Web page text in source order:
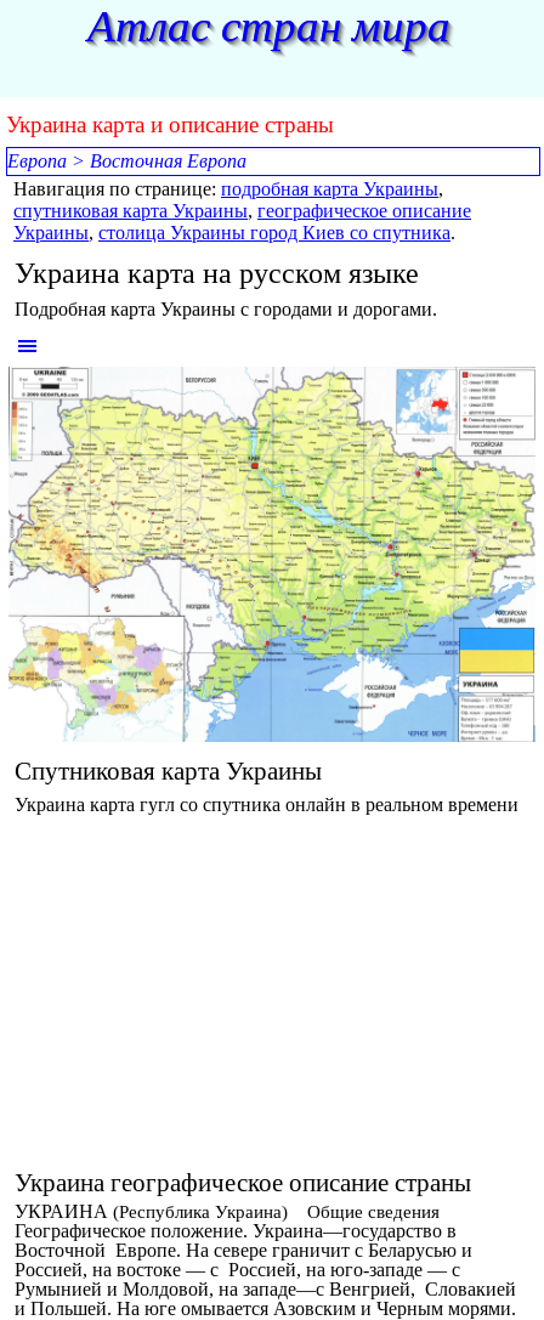
Перейти к контентуАтлас стран мира
Украина карта и описание страны
Европа > Восточная Европа
Навигация по странице: подробная карта Украины,
спутниковая карта Украины, географическое описание
Украины, столица Украины город Киев со спутника.
Украина карта на русском языке
Подробная карта Украины с городами и дорогами.
Пропустить меню
Спутниковая карта Украины
Украина карта гугл со спутника онлайн в реальном времени
Украина географическое описание страны
УКРАИНА (Республика Украина) Общие сведения
Географическое положение. Украина—государство в
Восточной Европе. На севере граничит с Беларусью и
Россией, на востоке — с Россией, на юго-западе — с
Румынией и Молдовой, на западе—с Венгрией, Словакией
и Польшей. На юге омывается Азовским и Черным морями.